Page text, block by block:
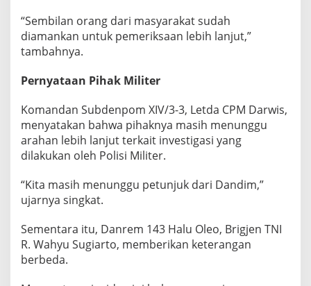
“Sembilan orang dari masyarakat sudah
diamankan untuk pemeriksaan lebih lanjut,”
tambahnya.
Pernyataan Pihak Militer
Komandan Subdenpom XIV/3-3, Letda CPM Darwis,
menyatakan bahwa pihaknya masih menunggu
arahan lebih lanjut terkait investigasi yang
dilakukan oleh Polisi Militer.
“Kita masih menunggu petunjuk dari Dandim,”
ujarnya singkat.
Sementara itu, Danrem 143 Halu Oleo, Brigjen TNI
R. Wahyu Sugiarto, memberikan keterangan
berbeda.